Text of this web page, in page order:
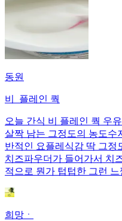
동원
비_플레인 쿽
오늘 간식 비 플레인 쿽 우
살짝 남는 그정도의 농도수
반적인 요플레식감 딱 그정
치즈파우더가 들어가서 치
적으로 뭔가 텁텁한 그런
희망ㆍ